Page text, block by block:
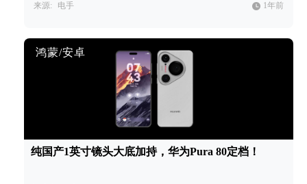
来源: 电手 1年前
鸿蒙/安卓
纯国产1英寸镜头大底加持，华为Pura 80定档！